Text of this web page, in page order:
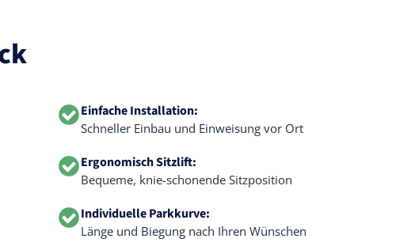
Einfache Installation:
Schneller Einbau und Einweisung vor Ort
Ergonomisch Sitzlift:
Bequeme, knie-schonende Sitzposition
Individuelle Parkkurve:
Länge und Biegung nach Ihren Wünschen